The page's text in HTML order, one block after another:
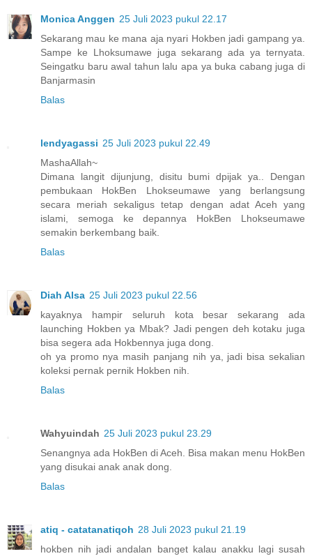
Monica Anggen 25 Juli 2023 pukul 22.17
Sekarang mau ke mana aja nyari Hokben jadi gampang ya.
Sampe ke Lhoksumawe juga sekarang ada ya ternyata.
Seingatku baru awal tahun lalu apa ya buka cabang juga di
Banjarmasin
Balas
lendyagassi 25 Juli 2023 pukul 22.49
MashaAllah~
Dimana langit dijunjung, disitu bumi dpijak ya.. Dengan
pembukaan HokBen Lhokseumawe yang berlangsung
secara meriah sekaligus tetap dengan adat Aceh yang
islami, semoga ke depannya HokBen Lhokseumawe
semakin berkembang baik.
Balas
Diah Alsa 25 Juli 2023 pukul 22.56
kayaknya hampir seluruh kota besar sekarang ada
launching Hokben ya Mbak? Jadi pengen deh kotaku juga
bisa segera ada Hokbennya juga dong.
oh ya promo nya masih panjang nih ya, jadi bisa sekalian
koleksi pernak pernik Hokben nih.
Balas
Wahyuindah 25 Juli 2023 pukul 23.29
Senangnya ada HokBen di Aceh. Bisa makan menu HokBen
yang disukai anak anak dong.
Balas
atiq - catatanatiqoh 28 Juli 2023 pukul 21.19
hokben nih jadi andalan banget kalau anakku lagi susah